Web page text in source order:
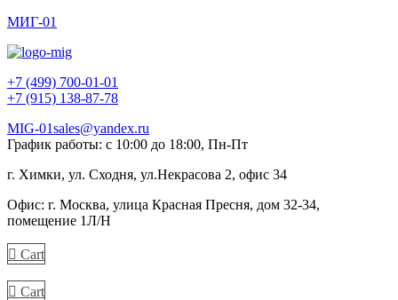
МИГ-01
+7 (499) 700-01-01
+7 (915) 138-87-78
MIG-01sales@yandex.ru
График работы: с 10:00 до 18:00, Пн-Пт
г. Химки, ул. Сходня, ул.Некрасова 2, офис 34
Офис: г. Москва, улица Красная Пресня, дом 32-34,
помещение 1Л/Н
Cart
Cart